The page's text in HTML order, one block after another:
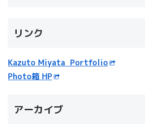
リンク
Kazuto Miyata Portfolio
Photo箱 HP
アーカイブ